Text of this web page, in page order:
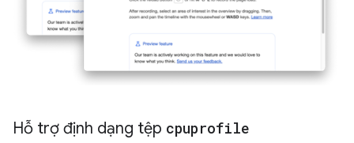
Hỗ trợ định dạng tệp cpuprofile